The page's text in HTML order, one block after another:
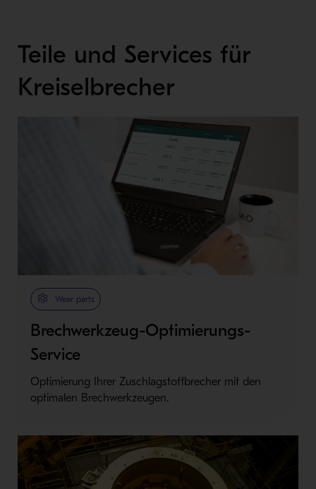
Teile und Services für
Kreiselbrecher
Wear parts
Brechwerkzeug-Optimierungs-
Service
Optimierung Ihrer Zuschlagstoffbrecher mit den
optimalen Brechwerkzeugen.